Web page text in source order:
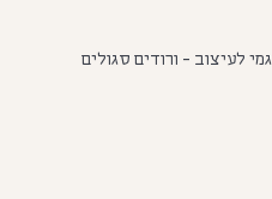
לעיצוב - ורודים סגולים